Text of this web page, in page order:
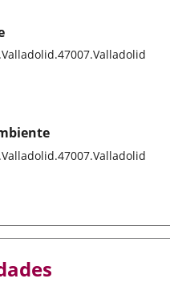
Valladolid.47007.Valladolid
Valladolid.47007.Valladolid